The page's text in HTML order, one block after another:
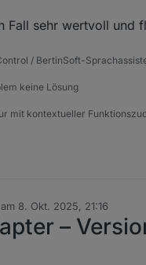
Fall sehr wertvoll und
/ BertinSoft-
keine Lösung
mit kontextueller
8. Okt. 2025, 21:16
von
–